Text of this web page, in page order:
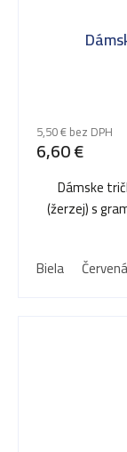
5,50 € bez DPH
6,60 €
Dámske
(žerzej) s
Biela
Červená